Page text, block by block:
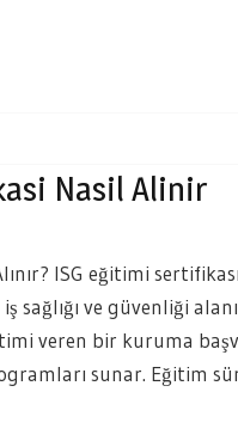
Nasil Alinir
ISG eğitimi
sağlığı ve güvenliği
veren bir kuruma
sunar. Eğitim